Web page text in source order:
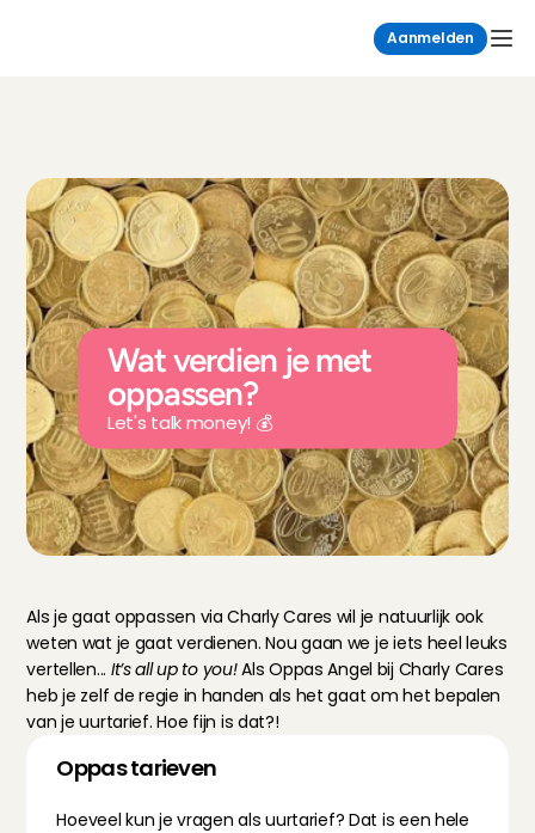
Aanmelden
Wat verdien je met
oppassen?
Let's talk money! 💰
Als je gaat oppassen via Charly Cares wil je natuurlijk ook
weten wat je gaat verdienen. Nou gaan we je iets heel leuks
vertellen... It’s all up to you! Als Oppas Angel bij Charly Cares
heb je zelf de regie in handen als het gaat om het bepalen
van je uurtarief. Hoe fijn is dat?!
Oppas tarieven
Hoeveel kun je vragen als uurtarief? Dat is een hele